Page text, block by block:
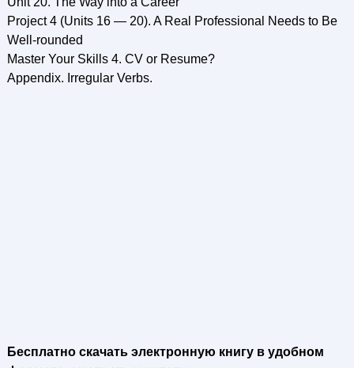
Project 4 (Units 16 — 20). A Real Professional Needs to Be
Well-rounded
Master Your Skills 4. CV or Resume?
Appendix. Irregular Verbs.
Бесплатно скачать электронную книгу в удобном